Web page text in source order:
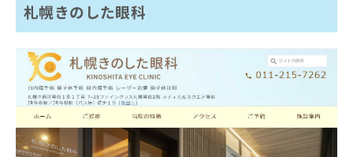
札幌きのした眼科